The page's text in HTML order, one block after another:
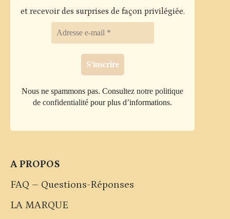
et recevoir des surprises de façon privilégiée.
Nous ne spammons pas. Consulteznotre politique
de confidentialité pour plus d’informations.
A PROPOS
FAQ – Questions-Réponses
LA MARQUE